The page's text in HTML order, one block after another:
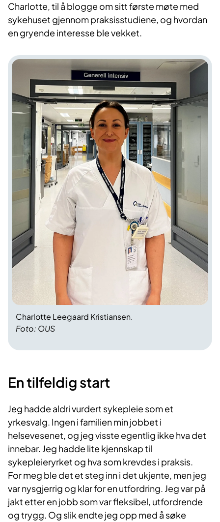
Charlotte, til å blogge om sitt første møte med
sykehuset gjennom praksisstudiene, og hvordan
en gryende interesse ble vekket.
Foto: OUS
Charlotte Leegaard Kristiansen.
En tilfeldig start
Jeg hadde aldri vurdert sykepleie som et
yrkesvalg. Ingen i familien min jobbet i
helsevesenet, og jeg visste egentlig ikke hva det
innebar. Jeg hadde lite kjennskap til
sykepleieryrket og hva som krevdes i praksis.
For meg ble det et steg inn i det ukjente, men jeg
var nysgjerrig og klar for en utfordring. Jeg var på
jakt etter en jobb som var fleksibel, utfordrende
og trygg. Og slik endte jeg opp med å søke